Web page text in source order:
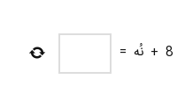
8
+ نُه =